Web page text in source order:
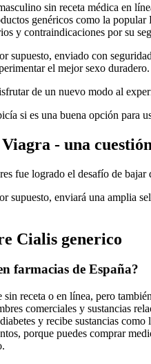
sin receta médica en
genéricos como la
y contraindicaciones por su
supuesto, enviado con
el mejor sexo duradero.
de un nuevo modo al
si es una buena opción para
- una
fue logrado el desafío de bajar
supuesto, enviará una amplia
Cialis generico
farmacias de España?
receta o en línea, pero
comerciales y sustancias
y recibe sustancias
porque puedes comprar